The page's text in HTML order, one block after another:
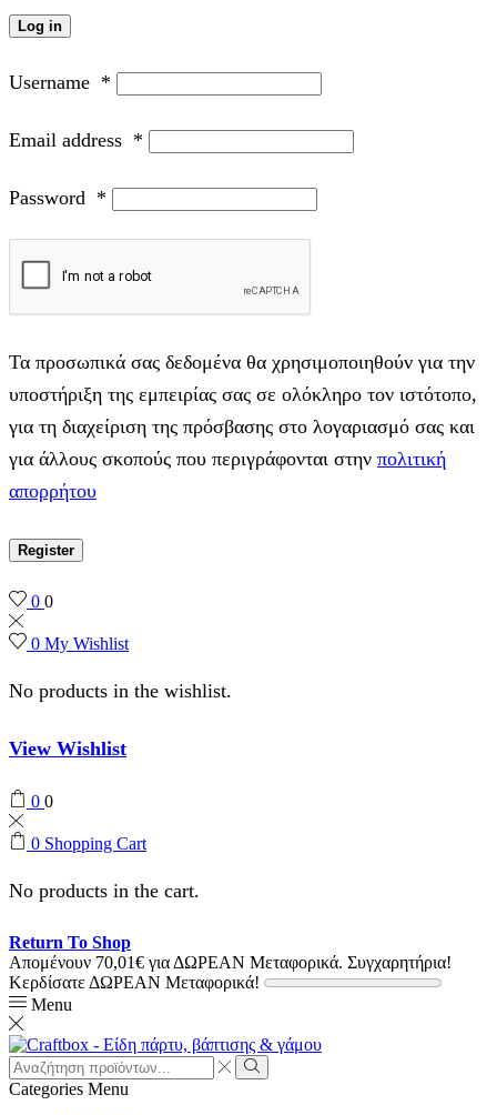
Log in
Username *
Email address *
Password *
Τα προσωπικά σας δεδομένα θα χρησιμοποιηθούν για την
υποστήριξη της εμπειρίας σας σε ολόκληρο τον ιστότοπο,
για τη διαχείριση της πρόσβασης στο λογαριασμό σας και
για άλλους σκοπούς που περιγράφονται στην πολιτική
απορρήτου
Register
0 0
0 My Wishlist
No products in the wishlist.
View Wishlist
0 0
0 Shopping Cart
No products in the cart.
Return To Shop
Απομένουν 70,01€ για ΔΩΡΕΑΝ Μεταφορικά. Συγχαρητήρια!
Κερδίσατε ΔΩΡΕΑΝ Μεταφορικά!
Menu
Search
input
Search
Categories Menu